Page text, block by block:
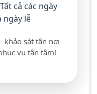
Tất cả các ngày
ngày lễ
khảo sát tận nơi
vụ tận tâm!